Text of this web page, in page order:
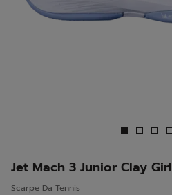
Jet Mach 3 Junior Clay Girl
Scarpe Da Tennis